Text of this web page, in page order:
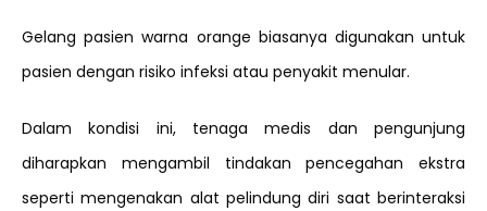
Gelang pasien warna orange biasanya digunakan untuk
pasien dengan risiko infeksi atau penyakit menular.
Dalam kondisi ini, tenaga medis dan pengunjung
diharapkan mengambil tindakan pencegahan ekstra
seperti mengenakan alat pelindung diri saat berinteraksi